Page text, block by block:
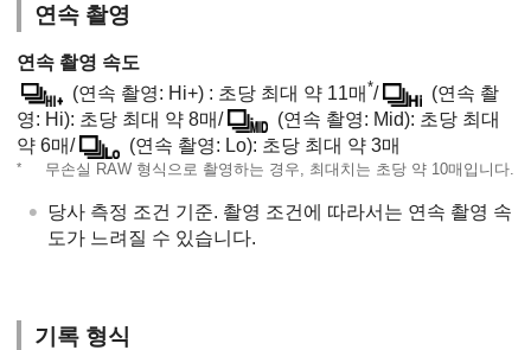
연속 촬영
연속 촬영 속도
(연속 촬영: Hi+) : 초당 최대 약 11매 */
(연속 촬
영: Hi): 초당 최대 약 8매/
(연속 촬영: Mid): 초당 최대
약 6매/
(연속 촬영: Lo): 초당 최대 약 3매
* 무손실 RAW 형식으로 촬영하는 경우, 최대치는 초당 약 10매입니다.
당사 측정 조건 기준. 촬영 조건에 따라서는 연속 촬영 속
도가 느려질 수 있습니다.
기록 형식